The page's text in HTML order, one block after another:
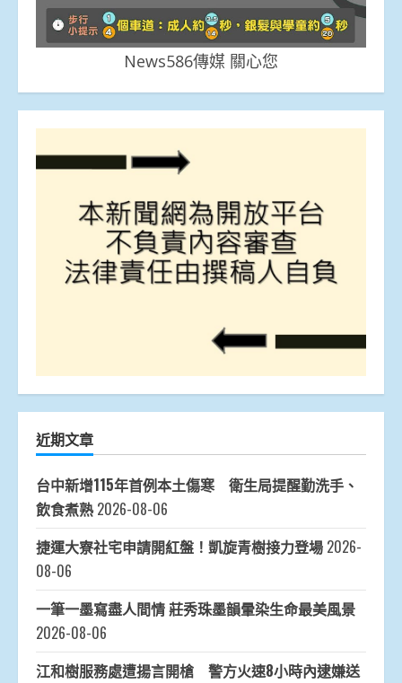
News586傳媒 關心您
近期文章
台中新增115年首例本土傷寒 衛生局提醒勤洗手、
飲食煮熟 2026-08-06
捷運大寮社宅申請開紅盤！凱旋青樹接力登場 2026-
08-06
一筆一墨寫盡人間情 莊秀珠墨韻暈染生命最美風景
2026-08-06
江和樹服務處遭揚言開槍 警方火速8小時內逮嫌送